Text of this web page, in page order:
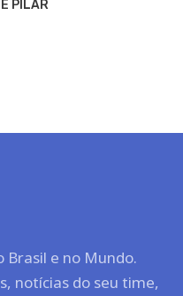
PILAR
Brasil e no Mundo.
notícias do seu time,